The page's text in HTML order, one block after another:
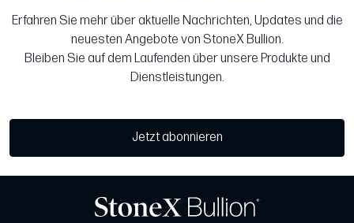
Erfahren Sie mehr über aktuelle Nachrichten, Updates und die
neuesten Angebote von StoneX Bullion.
Bleiben Sie auf dem Laufenden über unsere Produkte und
Dienstleistungen.
Jetzt abonnieren